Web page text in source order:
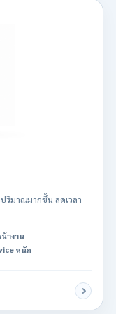
ริมาณมากขึ้น ลดเวลา
างาน
หนัก